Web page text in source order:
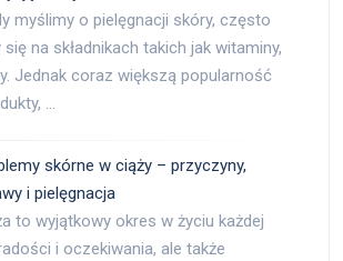
myślimy o pielęgnacji skóry, często
na składnikach takich jak witaminy,
Jednak coraz większą popularność
…
skórne w ciąży – przyczyny,
i pielęgnacja
to wyjątkowy okres w życiu każdej
i oczekiwania, ale także